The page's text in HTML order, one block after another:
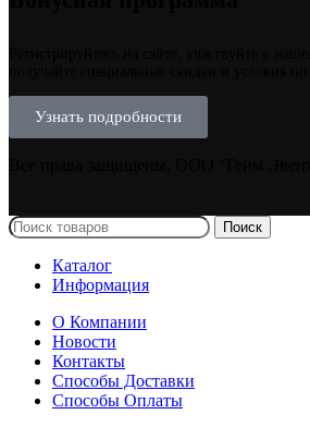
Узнать подробности
Поиск
Каталог
Информация
О Компании
Новости
Контакты
Способы Доставки
Способы Оплаты